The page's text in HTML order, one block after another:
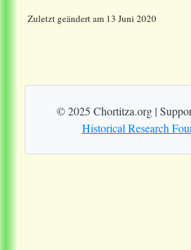
Zuletzt geändert am 13 Juni 2020
© 2025 Chortitza.org |
Historical Research